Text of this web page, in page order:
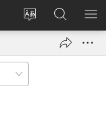
Modificare
Accedi
(apre
finestra)
Cerca
in
JW.ORG